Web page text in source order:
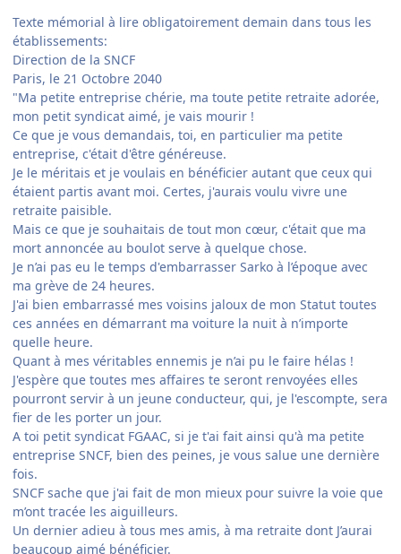
Texte mémorial à lire obligatoirement demain dans tous les
établissements:
Direction de la SNCF
Paris, le 21 Octobre 2040
"Ma petite entreprise chérie, ma toute petite retraite adorée,
mon petit syndicat aimé, je vais mourir !
Ce que je vous demandais, toi, en particulier ma petite
entreprise, c'était d'être généreuse.
Je le méritais et je voulais en bénéficier autant que ceux qui
étaient partis avant moi. Certes, j'aurais voulu vivre une
retraite paisible.
Mais ce que je souhaitais de tout mon cœur, c'était que ma
mort annoncée au boulot serve à quelque chose.
Je n’ai pas eu le temps d'embarrasser Sarko à l’époque avec
ma grève de 24 heures.
J'ai bien embarrassé mes voisins jaloux de mon Statut toutes
ces années en démarrant ma voiture la nuit à n’importe
quelle heure.
Quant à mes véritables ennemis je n’ai pu le faire hélas !
J'espère que toutes mes affaires te seront renvoyées elles
pourront servir à un jeune conducteur, qui, je l'escompte, sera
fier de les porter un jour.
A toi petit syndicat FGAAC, si je t'ai fait ainsi qu'à ma petite
entreprise SNCF, bien des peines, je vous salue une dernière
fois.
SNCF sache que j'ai fait de mon mieux pour suivre la voie que
m’ont tracée les aiguilleurs.
Un dernier adieu à tous mes amis, à ma retraite dont J’aurai
beaucoup aimé bénéficier.